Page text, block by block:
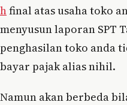
hfinal atas usaha toko
menyusun laporan SPT
penghasilan toko anda
bayar pajak alias nihil.
Namun akan berbeda